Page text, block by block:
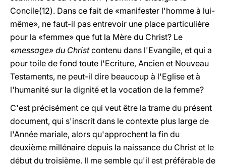
Concile(12). Dans ce fait de «manifester l'homme à lui-
même», ne faut-il pas entrevoir une place particulière
pour la «femme» que fut la Mère du Christ? Le
«message» du Christcontenu dans l'Evangile, et qui a
pour toile de fond toute l'Ecriture, Ancien et Nouveau
Testaments, ne peut-il dire beaucoup à l'Eglise et à
l'humanité sur la dignité et la vocation de la femme?
C'est précisément ce qui veut être la trame du présent
document, qui s'inscrit dans le contexte plus large de
l'Année mariale, alors qu'approchent la fin du
deuxième millénaire depuis la naissance du Christ et le
début du troisième. Il me semble qu'il est préférable de